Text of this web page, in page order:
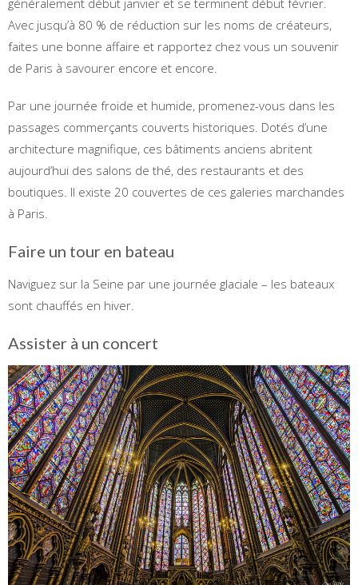
Avec jusqu’à 80 % de réduction sur les noms de créateurs,
faites une bonne affaire et rapportez chez vous un souvenir
de Paris à savourer encore et encore.
Par une journée froide et humide, promenez-vous dans les
passages commerçants couverts historiques. Dotés d’une
architecture magnifique, ces bâtiments anciens abritent
aujourd’hui des salons de thé, des restaurants et des
boutiques. Il existe 20 couvertes de ces galeries marchandes
à Paris.
Faire un tour en bateau
Naviguez sur la Seine par une journée glaciale – les bateaux
sont chauffés en hiver.
Assister à un concert